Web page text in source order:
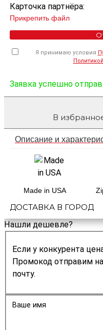
Карточка партнёра:
Прикрепить файл
Я принимаю условия
Заявка успешно
В
Описание и
Made in USA
ДОСТАВКА В ГОРОД
Нашли дешевле?
Если у конкурента
Промокод отправим
почту.
Ваше имя